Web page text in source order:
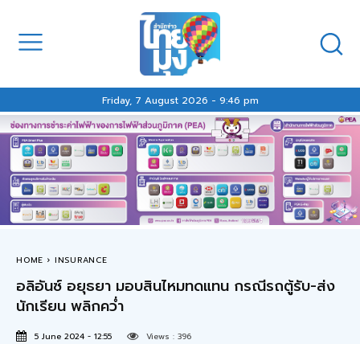
Friday, 7 August 2026 - 9:46 pm
HOME INSURANCE
อลิอันซ์ อยุธยา มอบสินไหมทดแทน กรณีรถตู้รับ-ส่ง
นักเรียน พลิกคว่ำ
5 June 2024 - 12:55 Views : 396